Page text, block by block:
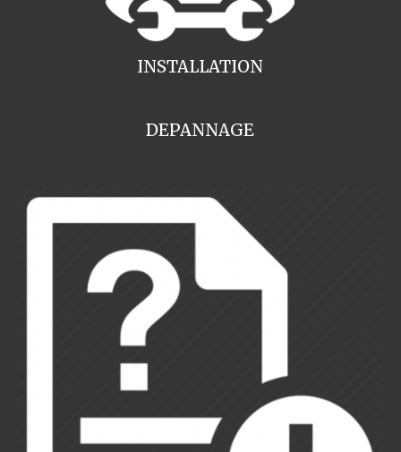
INSTALLATION
DEPANNAGE